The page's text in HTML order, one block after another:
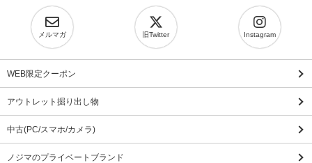
メルマガ 旧Twitter Instagram
WEB限定クーポン
アウトレット掘り出し物
中古(PC/スマホ/カメラ)
ノジマのプライベートブランド